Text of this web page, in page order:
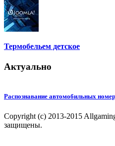
Термобельем детское
Актуально
Распознавание автомобильных
Copyright (c) 2013-2015
защищены.